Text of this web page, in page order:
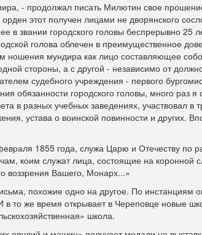
- продолжал писать Милютин свое
орден этот получен лицами не дворянского
в звании городского головы беспрерывно 25
голова облечен в преимущественное
ношения мундира как лицо составляющее
стороны, а с другой - независимо от
судебного учреждения - первого
обязанности городского головы, много раз
в разных учебных заведениях, участвовал в
устава о воинской повинности и других.
1855 года, служа Царю и Отечеству по
коим служат лица, состоящие на коронной
воззрения Вашего, Монарх...»
похожие одно на другое. По инстанциям
то же время открывает в Череповце новые
школа.